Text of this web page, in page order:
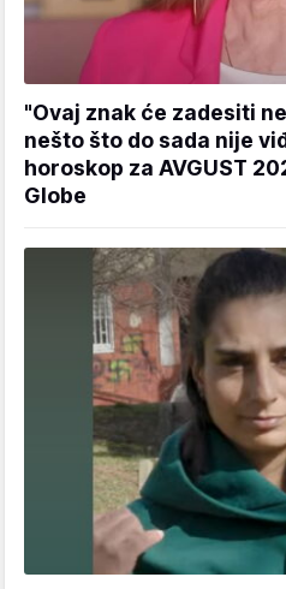
"Ovaj znak će zadesiti
nešto što do sada nije
horoskop za AVGUST
Globe